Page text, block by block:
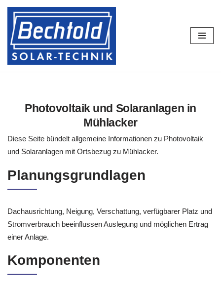
Zum
Inhalt
springen
Photovoltaik und Solaranlagen in
Mühlacker
Diese Seite bündelt allgemeine Informationen zu Photovoltaik
und Solaranlagen mit Ortsbezug zu Mühlacker.
Planungsgrundlagen
Dachausrichtung, Neigung, Verschattung, verfügbarer Platz und
Stromverbrauch beeinflussen Auslegung und möglichen Ertrag
einer Anlage.
Komponenten